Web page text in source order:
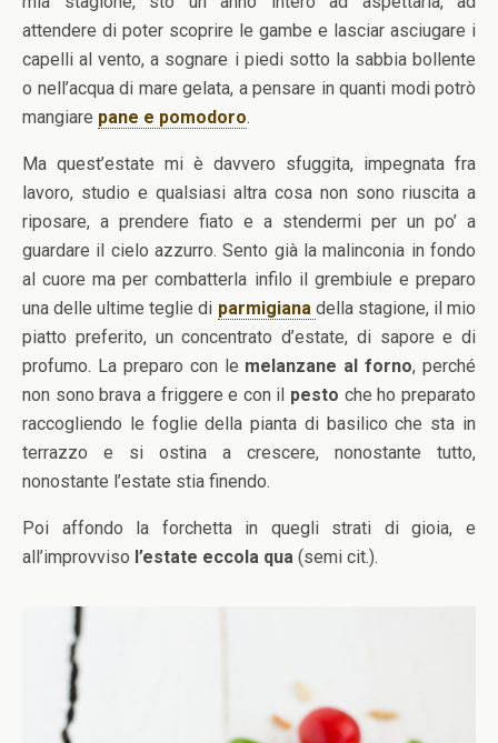
attendere di poter scoprire le gambe e lasciar asciugare i
capelli al vento, a sognare i piedi sotto la sabbia bollente
o nell’acqua di mare gelata, a pensare in quanti modi potrò
mangiare pane e pomodoro.
Ma quest’estate mi è davvero sfuggita, impegnata fra
lavoro, studio e qualsiasi altra cosa non sono riuscita a
riposare, a prendere fiato e a stendermi per un po’ a
guardare il cielo azzurro. Sento già la malinconia in fondo
al cuore ma per combatterla infilo il grembiule e preparo
una delle ultime teglie di parmigiana della stagione, il mio
piatto preferito, un concentrato d’estate, di sapore e di
profumo. La preparo con le melanzane al forno, perché
non sono brava a friggere e con il pesto che ho preparato
raccogliendo le foglie della pianta di basilico che sta in
terrazzo e si ostina a crescere, nonostante tutto,
nonostante l’estate stia finendo.
Poi affondo la forchetta in quegli strati di gioia, e
all’improvviso l’estate eccola qua (semi cit.).